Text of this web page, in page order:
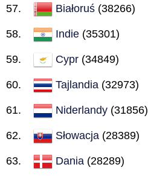
Białoruś (38266)
Indie (35301)
Cypr (34849)
Tajlandia (32973)
Niderlandy (31856)
Słowacja (28389)
Dania (28289)